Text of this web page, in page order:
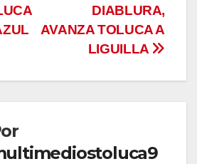
DIABLURA,
AVANZA TOLUCA A
LIGUILLA